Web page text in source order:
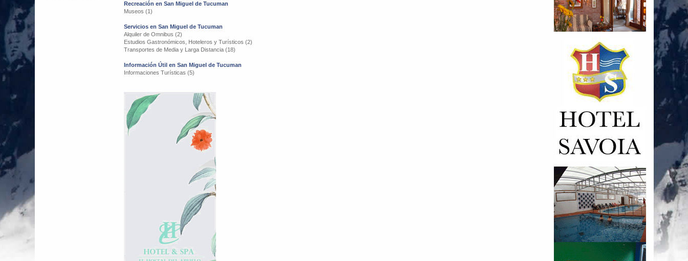
Recreación en San Miguel de Tucuman
Museos (1)
Servicios en San Miguel de Tucuman
Alquiler de Omnibus (2)
Estudios Gastronómicos, Hoteleros y Turísticos (2)
Transportes de Media y Larga Distancia (18)
Información Útil en San Miguel de Tucuman
Informaciones Turísticas (5)